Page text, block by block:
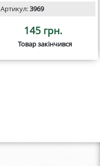
Артикул:3969
145 грн.
Товар закінчився